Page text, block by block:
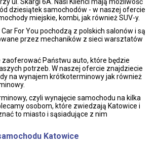
dziesiątek samochodów - w naszej ofercie
miejskie, kombi, jak również SUV-y.
For You pochodzą z polskich salonów i są
przez mechaników z sieci warsztatów
Państwu auto, które będzie
potrzeb. W naszej ofercie znajdziecie
na wynajem krótkoterminowy jak również
czyli wynajęcie samochodu na kilka
osobom, które zwiedzają Katowice i
to miasto i sąsiadujące z nim
Katowice